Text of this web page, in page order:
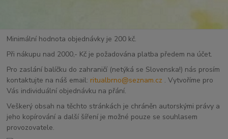
Minimální hodnota objednávky je 200 kč.
Při nákupu nad 2000,- Kč je požadována platba předem na účet.
Pro zaslání balíčku do zahraničí (netýká se Slovenska!) nás prosím
kontaktujte na náš email: ritualbrno@seznam.cz . Vytvoříme pro
Vás individuální objednávku na přání.
Veškerý obsah na těchto stránkách je chráněn autorskými právy a
jeho kopírování a další šíření je možné pouze se souhlasem
provozovatele.